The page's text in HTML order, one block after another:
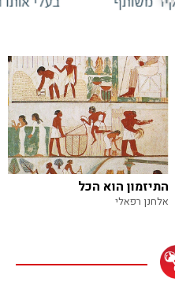
התיזמון הוא הכל
אלחנן רפאלי